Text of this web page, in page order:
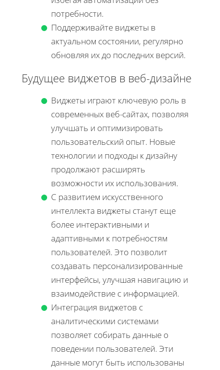
потребности.
Поддерживайте виджеты в
актуальном состоянии, регулярно
обновляя их до последних версий.
Будущее виджетов в веб-дизайне
Виджеты играют ключевую роль в
современных веб-сайтах, позволяя
улучшать и оптимизировать
пользовательский опыт. Новые
технологии и подходы к дизайну
продолжают расширять
возможности их использования.
С развитием искусственного
интеллекта виджеты станут еще
более интерактивными и
адаптивными к потребностям
пользователей. Это позволит
создавать персонализированные
интерфейсы, улучшая навигацию и
взаимодействие с информацией.
Интеграция виджетов с
аналитическими системами
позволяет собирать данные о
поведении пользователей. Эти
данные могут быть использованы